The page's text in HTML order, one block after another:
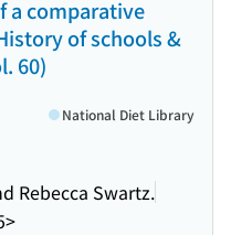
a comparative
of schools &
60)
Rebecca Swartz.
National Diet Library